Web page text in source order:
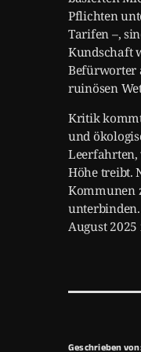
Pflichten
Tarifen –,
Kundschaft
Befürworter
ruinösen
Kritik kommt
und
Leerfahrten,
Höhe treibt.
Kommunen
August
Geschrieben